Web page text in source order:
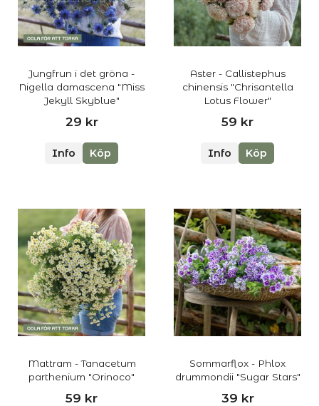
Jungfrun i det gröna -
Nigella damascena "Miss
Jekyll Skyblue"
29 kr
Info Köp
Aster - Callistephus
chinensis "Chrisantella
Lotus Flower"
59 kr
Info Köp
Mattram - Tanacetum
parthenium "Orinoco"
59 kr
Sommarflox - Phlox
drummondii "Sugar Stars"
39 kr